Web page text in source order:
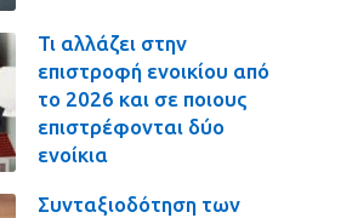
Τι αλλάζει στην
επιστροφή ενοικίου από
το 2026 και σε ποιους
επιστρέφονται δύο
ενοίκια
Συνταξιοδότηση των